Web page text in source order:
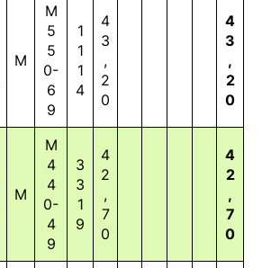
M
M
5
5
0-
6
9
1
1
1
4
4
3
,
2
0
4
3
,
2
0
M
M
4
4
0-
4
9
3
3
1
9
4
2
,
7
0
4
2
,
7
0